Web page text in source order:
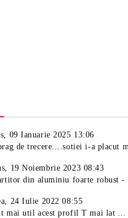
, 09 Ianuarie 2025 13:06
de trecere....sotiei i-a placut
, 19 Noiembrie 2023 08:43
din aluminiu foarte robust -
, 24 Iulie 2022 08:55
mai util acest profil T mai lat ...